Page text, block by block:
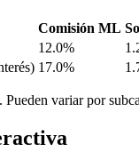
Comisión ML
12.0%
17.0%
variar por